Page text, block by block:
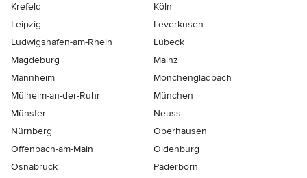
Krefeld
Köln
Leipzig
Leverkusen
Ludwigshafen-am-Rhein
Lübeck
Magdeburg
Mainz
Mannheim
Mönchen­gladbach
Mülheim-an-der-Ruhr
München
Münster
Neuss
Nürnberg
Oberhausen
Offenbach-am-Main
Oldenburg
Osnabrück
Paderborn